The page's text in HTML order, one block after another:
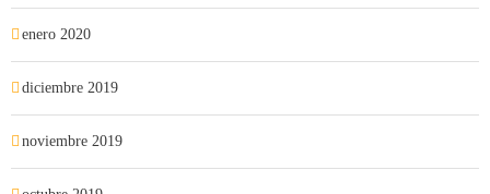
enero 2020
diciembre 2019
noviembre 2019